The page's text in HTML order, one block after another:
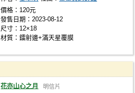
價格：120元
發售日期：2023-08-12
尺寸：12×18
材質：鐳射邊+滿天星覆膜
花亦山心之月 明信片